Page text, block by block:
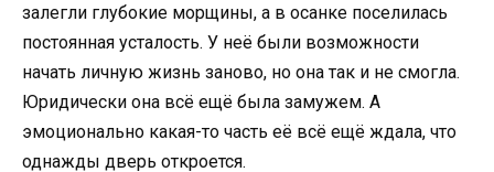
залегли глубокие морщины, а в осанке поселилась
постоянная усталость. У неё были возможности
начать личную жизнь заново, но она так и не смогла.
Юридически она всё ещё была замужем. А
эмоционально какая-то часть её всё ещё ждала, что
однажды дверь откроется.